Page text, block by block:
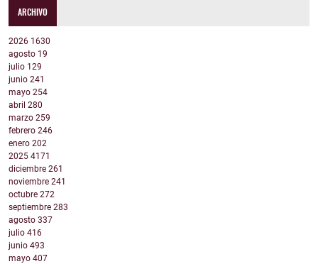
ARCHIVO
2026 1630
agosto 19
julio 129
junio 241
mayo 254
abril 280
marzo 259
febrero 246
enero 202
2025 4171
diciembre 261
noviembre 241
octubre 272
septiembre 283
agosto 337
julio 416
junio 493
mayo 407